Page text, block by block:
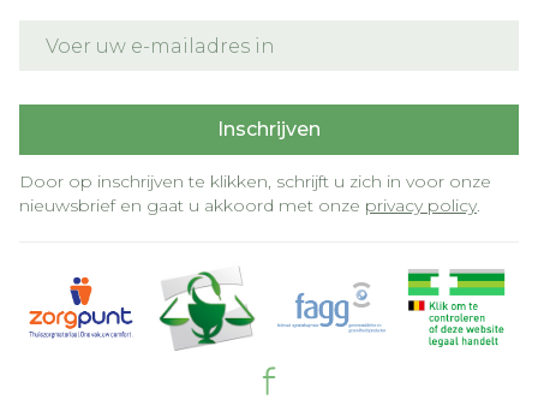
Inschrijven
Door op inschrijven te klikken, schrijft u zich in voor onze
nieuwsbrief en gaat u akkoord met onze privacy policy.